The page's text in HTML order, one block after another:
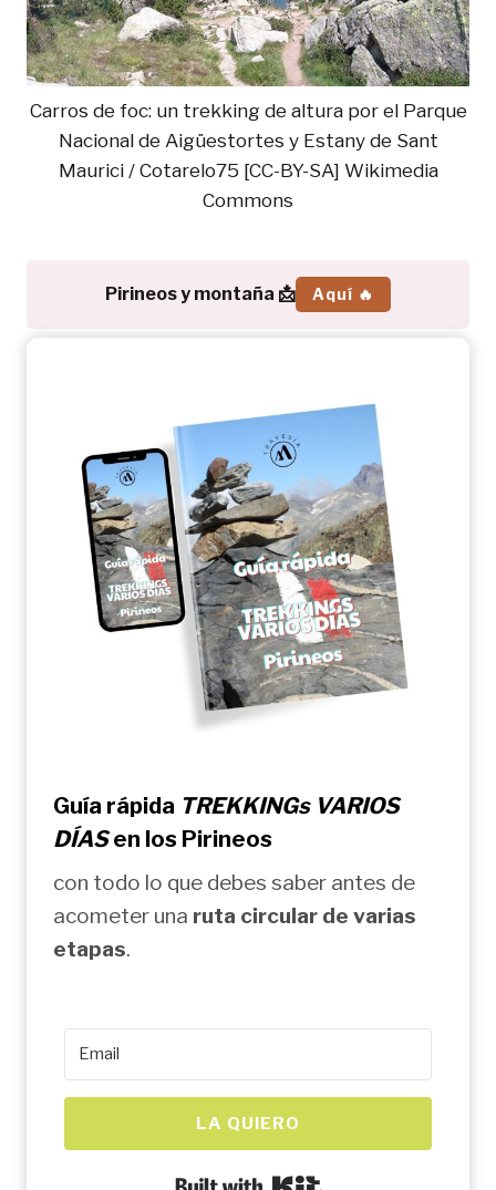
Carros de foc: un trekking de altura por el Parque
Nacional de Aigüestortes y Estany de Sant
Maurici / Cotarelo75 [CC-BY-SA] Wikimedia
Commons
Pirineos y montaña 📩 Aquí 🔥
Guía rápida TREKKINGs VARIOS
DÍASen los Pirineos
con todo lo que debes saber antes de
acometer una ruta circular de varias
etapas.
LA QUIERO